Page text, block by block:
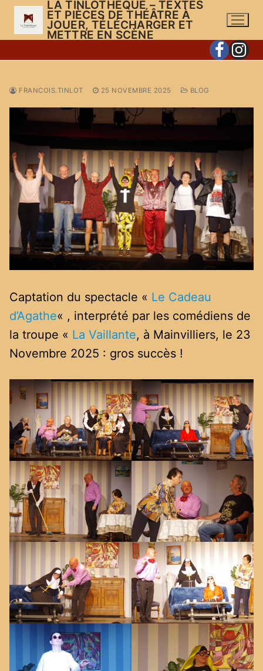
Aller
contenu
LA TINLOTHÈQUE – TEXTES
ET PIÈCES DE THÉÂTRE À
JOUER, TÉLÉCHARGER ET
METTRE EN SCÈNE
FRANCOIS.TINLOT 25 NOVEMBRE 2025 BLOG
Captation du spectacle « Le Cadeau
d’Agathe« , interprété par les comédiens de
la troupe « La Vaillante, à Mainvilliers, le 23
Novembre 2025 : gros succès !